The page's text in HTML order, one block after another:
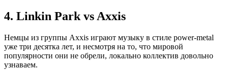
4. Linkin Park vs Axxis
Немцы из группы Axxis играют музыку в стиле power-metal
уже три десятка лет, и несмотря на то, что мировой
популярности они не обрели, локально коллектив довольно
узнаваем.